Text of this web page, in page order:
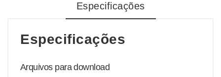
Especificações
Especificações
Arquivos para download